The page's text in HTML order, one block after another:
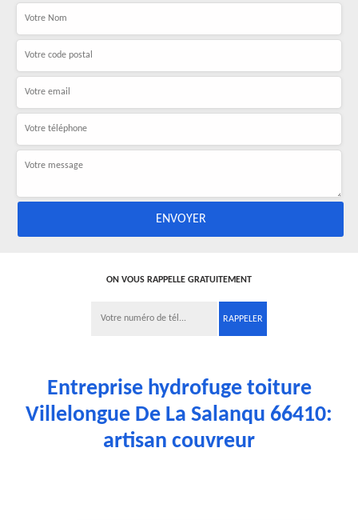
ON VOUS RAPPELLE GRATUITEMENT
Entreprise hydrofuge toiture
Villelongue De La Salanqu 66410:
artisan couvreur